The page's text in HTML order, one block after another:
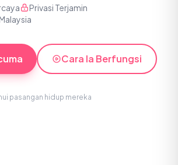
Privasi Terjamin
Cara Ia Berfungsi
pasangan hidup mereka